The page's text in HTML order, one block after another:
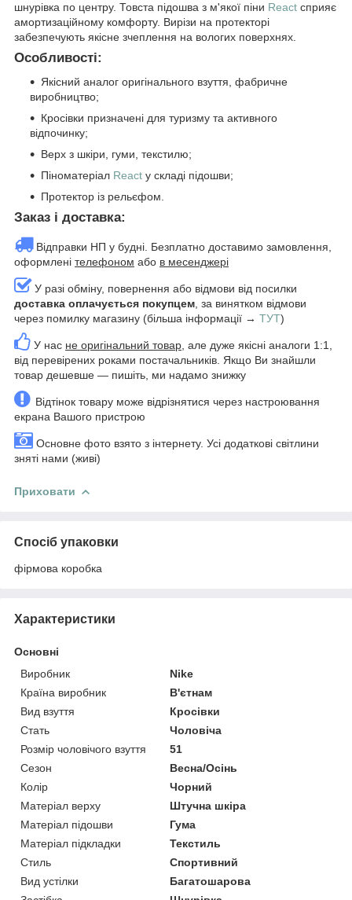
шнурівка по центру. Товста підошва з м'якої піни React сприяє
амортизаційному комфорту. Вирізи на протекторі
забезпечують якісне зчеплення на вологих поверхнях.
Особливості:
Якісний аналог оригінального взуття, фабричне
виробництво;
Кросівки призначені для туризму та активного
відпочинку;
Верх з шкіри, гуми, текстилю;
Піноматеріал React у складі підошви;
Протектор із рельєфом.
Заказ і доставка:
Відправки НП у будні. Безплатно доставимо замовлення,
оформлені телефоном або в месенджері
У разі обміну, повернення або відмови від посилки
доставка оплачується покупцем , за винятком відмови
через помилку магазину (більша інформації → ТУТ)
У нас не оригінальний товар , але дуже якісні аналоги 1:1,
від перевірених роками постачальників. Якщо Ви знайшли
товар дешевше — пишіть, ми надамо знижку
Відтінок товару може відрізнятися через настроювання
екрана Вашого пристрою
Основне фото взято з інтернету. Усі додаткові світлини
зняті нами (живі)
Приховати
Спосіб упаковки
фірмова коробка
Характеристики
Основні
Виробник
Nike
Країна виробник
В'єтнам
Вид взуття
Кросівки
Стать
Чоловіча
Розмір чоловічого взуття
51
Сезон
Весна/Осінь
Колір
Чорний
Матеріал верху
Штучна шкіра
Матеріал підошви
Гума
Матеріал підкладки
Текстиль
Стиль
Спортивний
Вид устілки
Багатошарова